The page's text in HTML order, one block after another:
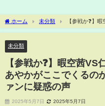
ホーム 未分類
【参戦か❓】
こでくるのか❓】2月9日 議員クラファ
未分類
【参戦か❓】暇空茜
あやかがここでくるの
ァンに疑惑の声
2025年5月7日 2025年5月7日